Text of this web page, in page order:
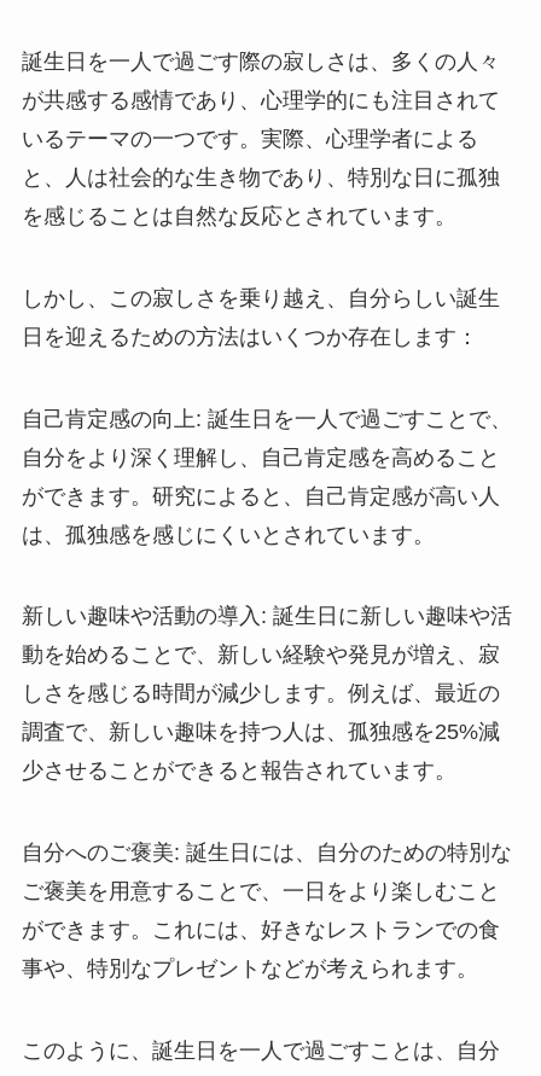
誕生日を一人で過ごす際の寂しさは、多くの人々
が共感する感情であり、心理学的にも注目されて
いるテーマの一つです。実際、心理学者による
と、人は社会的な生き物であり、特別な日に孤独
を感じることは自然な反応とされています。
しかし、この寂しさを乗り越え、自分らしい誕生
日を迎えるための方法はいくつか存在します：
自己肯定感の向上: 誕生日を一人で過ごすことで、
自分をより深く理解し、自己肯定感を高めること
ができます。研究によると、自己肯定感が高い人
は、孤独感を感じにくいとされています。
新しい趣味や活動の導入 : 誕生日に新しい趣味や活
動を始めることで、新しい経験や発見が増え、寂
しさを感じる時間が減少します。例えば、最近の
調査で、新しい趣味を持つ人は、孤独感を25%減
少させることができると報告されています。
自分へのご褒美: 誕生日には、自分のための特別な
ご褒美を用意することで、一日をより楽しむこと
ができます。これには、好きなレストランでの食
事や、特別なプレゼントなどが考えられます。
このように、誕生日を一人で過ごすことは、自分